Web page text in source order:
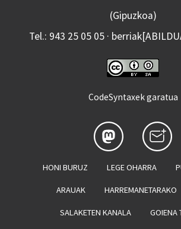
(Gipuzkoa)
Tel.: 943 25 05 05 ·
CodeSyntaxek garatua
HONI BURUZ LEGE OHARRA
ARAUAK HARREMANETARAKO
SALAKETEN KANALA GOIENA